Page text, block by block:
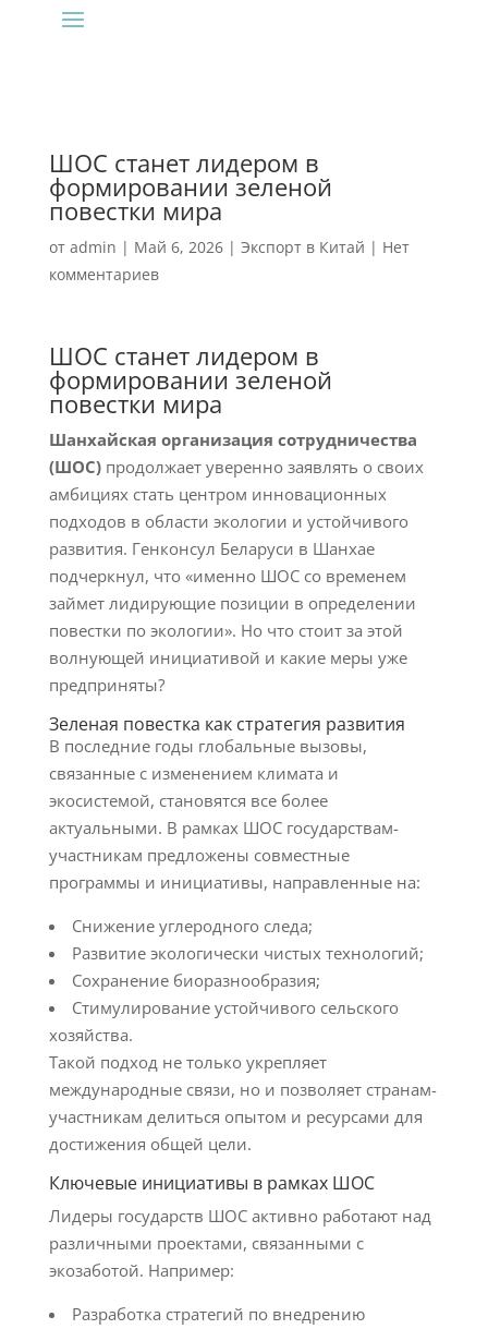
ШОС станет лидером в
формировании зеленой
повестки мира
от admin | Май 6, 2026| Экспорт в Китай | Нет
комментариев
ШОС станет лидером в
формировании зеленой
повестки мира
Шанхайская организация сотрудничества
(ШОС)продолжает уверенно заявлять о своих
амбициях стать центром инновационных
подходов в области экологии и устойчивого
развития. Генконсул Беларуси в Шанхае
подчеркнул, что «именно ШОС со временем
займет лидирующие позиции в определении
повестки по экологии». Но что стоит за этой
волнующей инициативой и какие меры уже
предприняты?
Зеленая повестка как стратегия развития
В последние годы глобальные вызовы,
связанные с изменением климата и
экосистемой, становятся все более
актуальными. В рамках ШОС государствам-
участникам предложены совместные
программы и инициативы, направленные на:
Снижение углеродного следа;
Развитие экологически чистых технологий;
Сохранение биоразнообразия;
Стимулирование устойчивого сельского
хозяйства.
Такой подход не только укрепляет
международные связи, но и позволяет странам-
участникам делиться опытом и ресурсами для
достижения общей цели.
Ключевые инициативы в рамках ШОС
Лидеры государств ШОС активно работают над
различными проектами, связанными с
экозаботой. Например:
Разработка стратегий по внедрению